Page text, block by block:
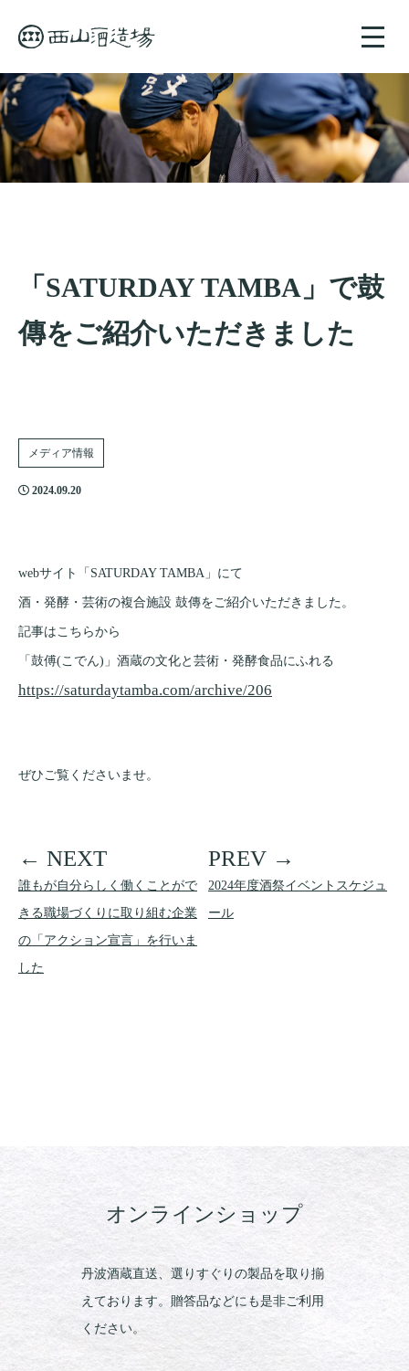
toggle
「SATURDAY TAMBA」で鼓
傳をご紹介いただきました
メディア情報
2024.09.20
webサイト「SATURDAY TAMBA」にて
酒・発酵・芸術の複合施設 鼓傳をご紹介いただきました。
記事はこちらから
「鼓傅(こでん)」酒蔵の文化と芸術・発酵食品にふれる
https://saturdaytamba.com/archive/206
ぜひご覧くださいませ。
誰もが自分らしく働くことがで
きる職場づくりに取り組む企業
の「アクション宣言」を行いま
した
2024年度酒祭イベントスケジュ
ール
オンラインショップ
丹波酒蔵直送、選りすぐりの製品を取り揃
えております。贈答品などにも是非ご利用
ください。